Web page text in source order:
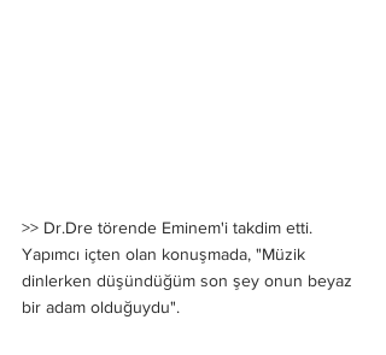
>> Dr.Dre törende Eminem'i takdim etti.
Yapımcı içten olan konuşmada, "Müzik
dinlerken düşündüğüm son şey onun beyaz
bir adam olduğuydu".